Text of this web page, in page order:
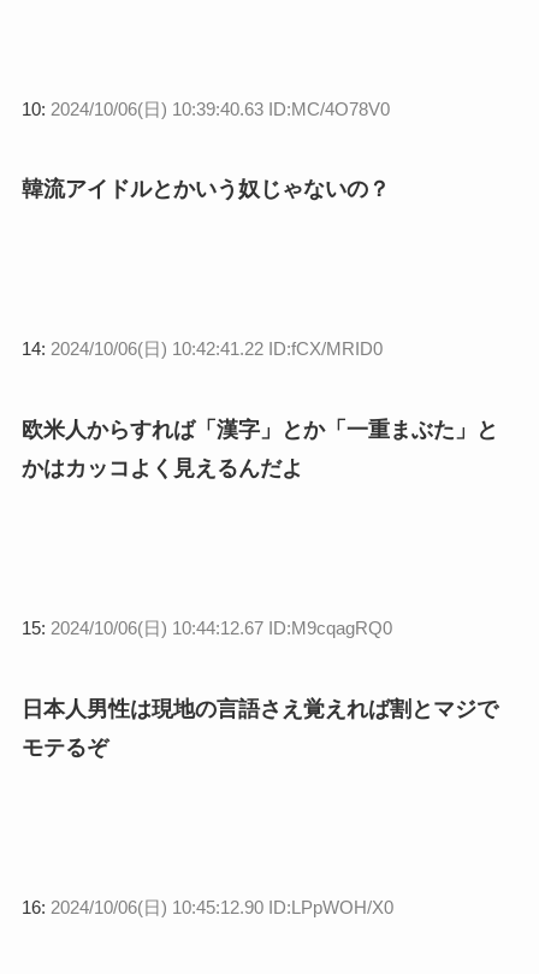
10: 2024/10/06(日) 10:39:40.63 ID:MC/4O78V0
韓流アイドルとかいう奴じゃないの？
14: 2024/10/06(日) 10:42:41.22 ID:fCX/MRID0
欧米人からすれば「漢字」とか「一重まぶた」と
かはカッコよく見えるんだよ
15: 2024/10/06(日) 10:44:12.67 ID:M9cqagRQ0
日本人男性は現地の言語さえ覚えれば割とマジで
モテるぞ
16: 2024/10/06(日) 10:45:12.90 ID:LPpWOH/X0